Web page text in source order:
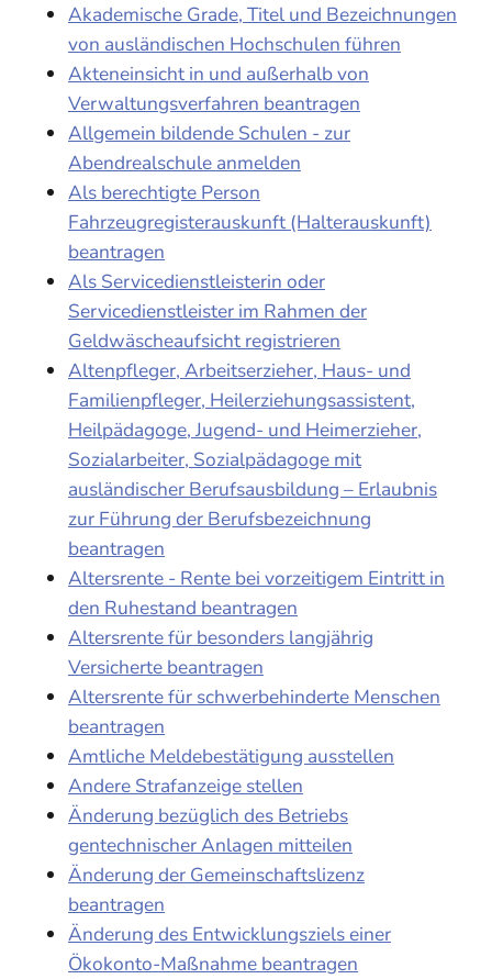
Akademische Grade, Titel und Bezeichnungen
von ausländischen Hochschulen führen
Akteneinsicht in und außerhalb von
Verwaltungsverfahren beantragen
Allgemein bildende Schulen - zur
Abendrealschule anmelden
Als berechtigte Person
Fahrzeugregisterauskunft (Halterauskunft)
beantragen
Als Servicedienstleisterin oder
Servicedienstleister im Rahmen der
Geldwäscheaufsicht registrieren
Altenpfleger, Arbeitserzieher, Haus- und
Familienpfleger, Heilerziehungsassistent,
Heilpädagoge, Jugend- und Heimerzieher,
Sozialarbeiter, Sozialpädagoge mit
ausländischer Berufsausbildung – Erlaubnis
zur Führung der Berufsbezeichnung
beantragen
Altersrente - Rente bei vorzeitigem Eintritt in
den Ruhestand beantragen
Altersrente für besonders langjährig
Versicherte beantragen
Altersrente für schwerbehinderte Menschen
beantragen
Amtliche Meldebestätigung ausstellen
Andere Strafanzeige stellen
Änderung bezüglich des Betriebs
gentechnischer Anlagen mitteilen
Änderung der Gemeinschaftslizenz
beantragen
Änderung des Entwicklungsziels einer
Ökokonto-Maßnahme beantragen